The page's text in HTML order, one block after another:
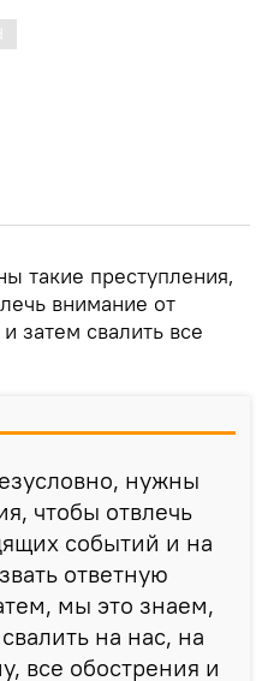
такие преступления,
внимание от
затем свалить все
нужны
чтобы отвлечь
событий и на
ответную
мы это знаем,
на нас, на
все обострения и